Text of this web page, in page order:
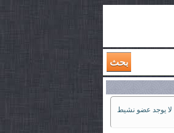
بحث
لا يوجد عضو نشيط